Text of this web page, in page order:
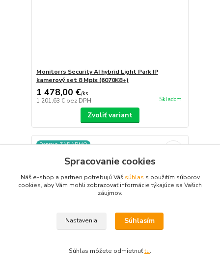
Monitorrs Security AI hybrid Light Park IP
kamerový set 8 Mpix (6070K8+)
1 478,00 €/ks
1 201,63 € bez DPH Skladom
Zvoliť variant
Doprava ZADARMO
Spracovanie cookies
Náš e-shop a partneri potrebujú Váš súhlas s použitím súborov
cookies, aby Vám mohli zobrazovať informácie týkajúce sa Vašich
záujmov.
Nastavenia Súhlasím
Súhlas môžete odmietnuťtu.
100 %